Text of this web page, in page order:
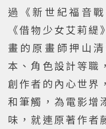
過《新世紀福音
《借物少女艾莉
畫的原畫師押山
本、角色設計等職
創作者的內心世界
和筆觸，為電影增
味，就連原著作者